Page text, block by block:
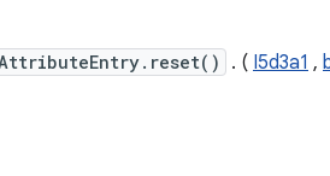
. ( I5d3a1 ,